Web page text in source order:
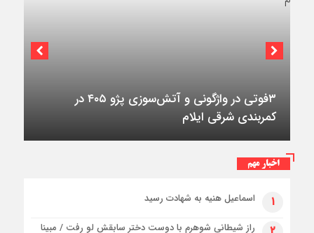
اخبار مهم
۱ اسماعیل هنیه به شهادت رسید
راز شیطانی شوهرم با دوست دختر سابقش لو رفت / مبینا